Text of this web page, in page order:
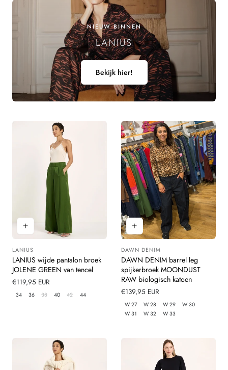
NIEUW BINNEN
LANIUS
Bekijk hier!
Leverancier:
LANIUS
LANIUS wijde pantalon broek
JOLENE GREEN van tencel
Normale
prijs
€119,95 EUR
34 36 38 40 42 44
Leverancier:
DAWN DENIM
DAWN DENIM barrel leg
spijkerbroek MOONDUST
RAW biologisch katoen
Normale
prijs
€139,95 EUR
W 27 W 28 W 29
W 30
W 31
W 32 W 33